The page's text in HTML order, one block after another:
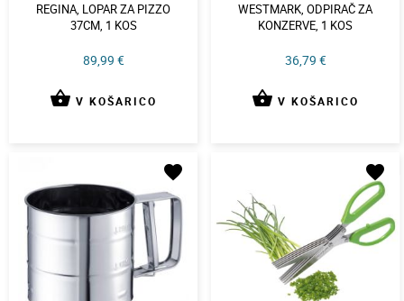
REGINA, LOPAR ZA PIZZO
37CM, 1 KOS
89,99 €
shopping_basket V KOŠARICO
WESTMARK, ODPIRAČ ZA
KONZERVE, 1 KOS
36,79 €
shopping_basket V KOŠARICO
favorite favorite